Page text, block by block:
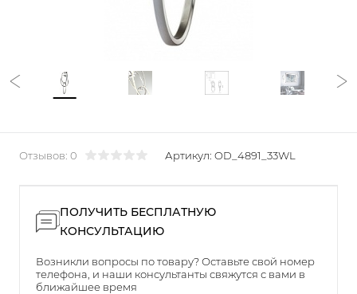
Отзывов: 0 Артикул: OD_4891_33WL
ПОЛУЧИТЬ БЕСПЛАТНУЮ
КОНСУЛЬТАЦИЮ
Возникли вопросы по товару? Оставьте свой номер
телефона, и наши консультанты свяжутся с вами в
ближайшее время